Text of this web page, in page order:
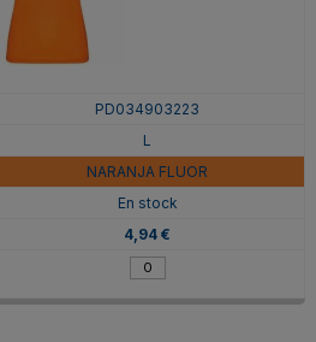
PD034903223
L
NARANJA FLUOR
En stock
4,94 €